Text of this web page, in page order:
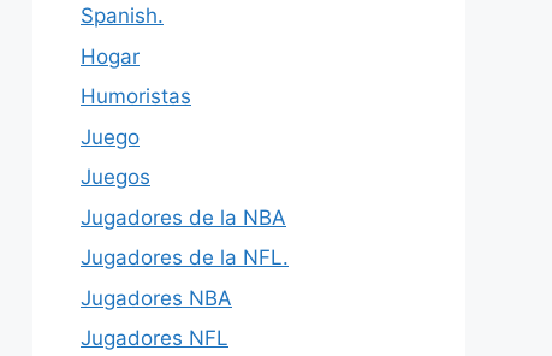
Spanish.
Hogar
Humoristas
Juego
Juegos
Jugadores de la NBA
Jugadores de la NFL.
Jugadores NBA
Jugadores NFL